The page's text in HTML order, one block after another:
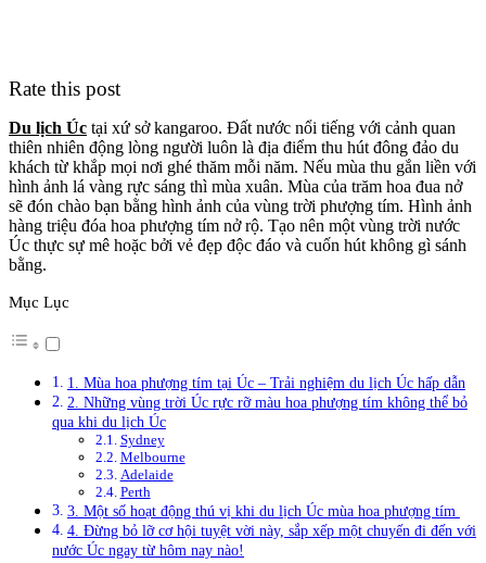
Rate this post
Du lịch Úc tại xứ sở kangaroo. Đất nước nổi tiếng với cảnh quan
thiên nhiên động lòng người luôn là địa điểm thu hút đông đảo du
khách từ khắp mọi nơi ghé thăm mỗi năm. Nếu mùa thu gắn liền với
hình ảnh lá vàng rực sáng thì mùa xuân. Mùa của trăm hoa đua nở
sẽ đón chào bạn bằng hình ảnh của vùng trời phượng tím. Hình ảnh
hàng triệu đóa hoa phượng tím nở rộ. Tạo nên một vùng trời nước
Úc thực sự mê hoặc bởi vẻ đẹp độc đáo và cuốn hút không gì sánh
bằng.
Mục Lục
1. Mùa hoa phượng tím tại Úc – Trải nghiệm du lịch Úc hấp dẫn
2. Những vùng trời Úc rực rỡ màu hoa phượng tím không thể bỏ
qua khi du lịch Úc
Sydney
Melbourne
Adelaide
Perth
3. Một số hoạt động thú vị khi du lịch Úc mùa hoa phượng tím
4. Đừng bỏ lỡ cơ hội tuyệt vời này, sắp xếp một chuyến đi đến với
nước Úc ngay từ hôm nay nào!